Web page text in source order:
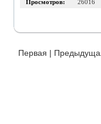
Просмотров: 26016
Первая |